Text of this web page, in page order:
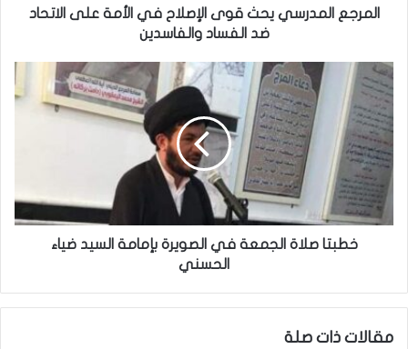
ي
ي
ح
ث
ق
و
ى
ف
المرجع المدرسي يحث قوى الإصلاح في الأمة على الاتحاد
ضد الفساد والفاسدين
خ
ط
ت
ا
ص
ة
ة
خطبتا صلاة الجمعة في الصويرة بإمامة السيد ضياء
الحسني
مقالات ذات صلة